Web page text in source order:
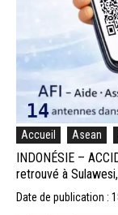
Accueil Asean
INDONÉSIE –
retrouvé à
Date de publication :